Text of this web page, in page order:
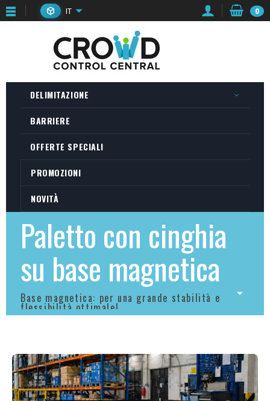
IT 0
DELIMITAZIONE
BARRIERE
OFFERTE SPECIALI
PROMOZIONI
NOVITÀ
Paletto con cinghia
su base magnetica
Base magnetica: per una grande stabilità e
flessibilità ottimale!